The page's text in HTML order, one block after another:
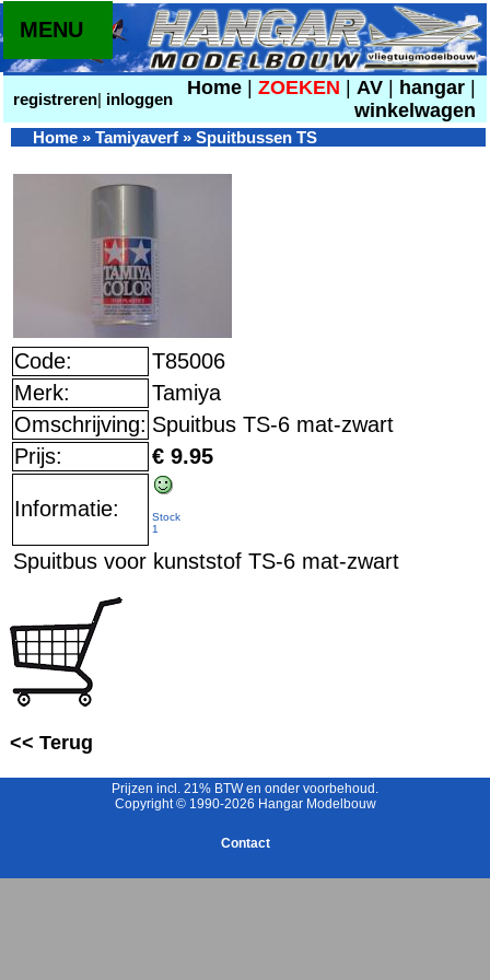
registreren| inloggen
Home ZOEKEN AV hangar
winkelwagen
MENU
Home » Tamiyaverf » Spuitbussen TS
Code:
T85006
Merk:
Tamiya
Omschrijving: Spuitbus TS-6 mat-zwart
Prijs:
€ 9.95
Informatie:
Stock
1
Spuitbus voor kunststof TS-6 mat-zwart
<< Terug
Prijzen incl. 21% BTW en onder voorbehoud.
Copyright © 1990-2026 Hangar Modelbouw
Contact